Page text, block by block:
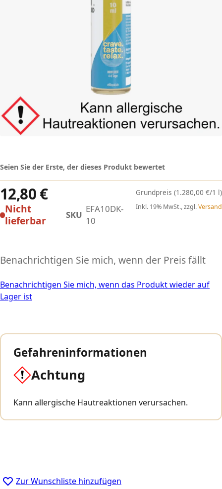
Nicht
lieferbar
SKU
EFA10DK-
10
Seien Sie der Erste, der dieses Produkt bewertet
12,80 € (1.280,00 €/1 l)
Inkl. 19% MwSt., zzgl.Versand
Benachrichtigen Sie mich, wenn der Preis fällt
Benachrichtigen Sie mich, wenn das Produkt wieder auf
Lager ist
Gefahreninformationen
Achtung
Kann allergische Hautreaktionen verursachen.
Zur Wunschliste hinzufügen